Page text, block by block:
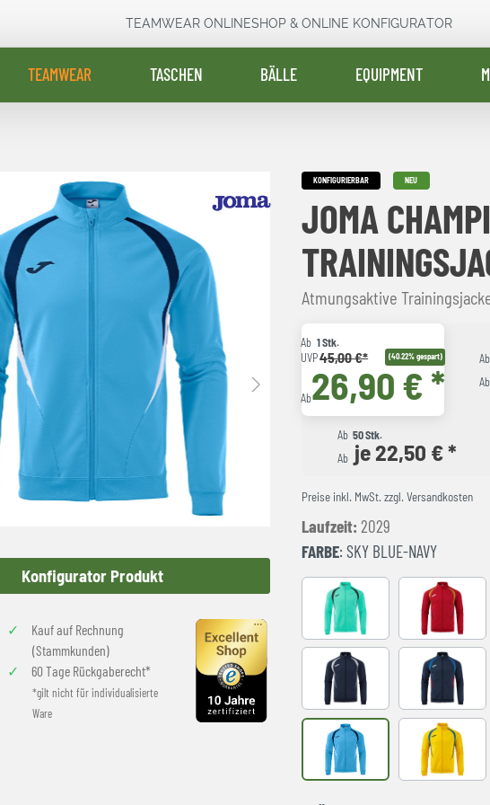
TEAMWEAR ONLINESHOP & ONLINE KONFIGURATOR
TEAMWEAR TASCHEN BÄLLE EQUIPMENT
Konfigurator Produkt
Kauf auf Rechnung
(Stammkunden)
60 Tage Rückgaberecht*
*gilt nicht für individualisierte
Ware
KONFIGURIERBAR NEU
JOMA
Atmungsaktive
Ab 1 Stk.
UVP45,00 €* (40.22% gespart)
Ab26,90 € *
Ab
Ab
Ab 50 Stk.
Ab je 22,50 € *
Preise inkl. MwSt. zzgl. Versandkosten
Laufzeit: 2029
FARBE: SKY BLUE-NAVY
LIGHT GREEN RED-NAVY
NAVY-GREY NAVY-
SKY BLUE-NAVY YELLOW-